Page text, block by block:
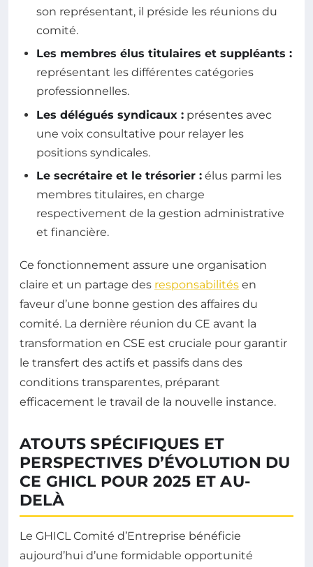
son représentant, il préside les réunions du
comité.
Les membres élus titulaires et suppléants :
représentant les différentes catégories
professionnelles.
Les délégués syndicaux : présentes avec
une voix consultative pour relayer les
positions syndicales.
Le secrétaire et le trésorier : élus parmi les
membres titulaires, en charge
respectivement de la gestion administrative
et financière.
Ce fonctionnement assure une organisation
claire et un partage des responsabilités en
faveur d’une bonne gestion des affaires du
comité. La dernière réunion du CE avant la
transformation en CSE est cruciale pour garantir
le transfert des actifs et passifs dans des
conditions transparentes, préparant
efficacement le travail de la nouvelle instance.
ATOUTS SPÉCIFIQUES ET
PERSPECTIVES D’ÉVOLUTION DU
CE GHICL POUR 2025 ET AU-
DELÀ
Le GHICL Comité d’Entreprise bénéficie
aujourd’hui d’une formidable opportunité